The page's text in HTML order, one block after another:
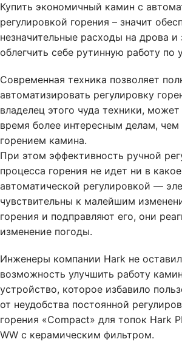
Купить экономичный камин с
регулировкой горения – значит
незначительные расходы на дрова и
облегчить себе рутинную работу по
Современная техника позволяет
автоматизировать регулировку
владелец этого чуда техники,
время более интересным делам, чем
горением камина.
При этом эффективность ручной
процесса горения не идет ни в
автоматической регулировкой —
чувствительны к малейшим
горения и подправляют его, они
изменение погоды.
Инженеры компании Hark не
возможность улучшить работу
устройство, которое избавило
от неудобства постоянной
горения «Compact» для топок Hark
WW с керамическим фильтром.